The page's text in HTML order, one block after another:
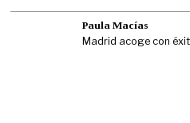
Paula Macías
Madrid acoge con